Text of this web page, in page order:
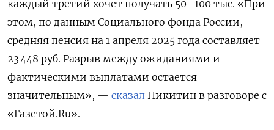
каждый третий хочет получать 50–100 тыс. «При
этом, по данным Социального фонда России,
средняя пенсия на 1 апреля 2025 года составляет
23 448 руб. Разрыв между ожиданиями и
фактическими выплатами остается
значительным», — сказал Никитин в разговоре с
«Газетой.Ru».